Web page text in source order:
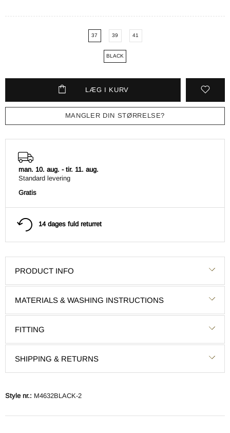
37 39 41
BLACK
LÆG I KURV
MANGLER DIN STØRRELSE?
man. 10. aug. - tir. 11. aug.
Standard levering
Gratis
14 dages fuld returret
PRODUCT INFO
MATERIALS & WASHING INSTRUCTIONS
FITTING
SHIPPING & RETURNS
Style nr.: M4632BLACK-2